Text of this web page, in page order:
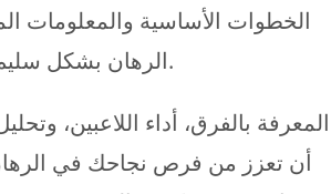
الخطوات الأساسية والمعلومات
الرهان بشكل سليم.
المعرفة بالفرق، أداء اللاعبين،
أن تعزز من فرص نجاحك في